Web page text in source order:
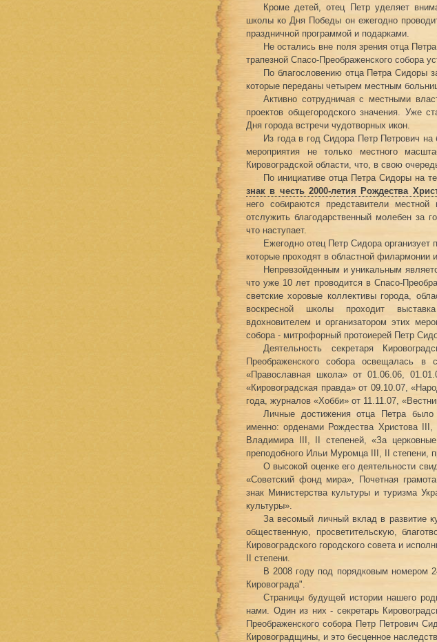
Кроме детей, отец Петр уделяет
школы ко Дня Победы он ежегодно
праздничной программой и подарками.
Не остались вне поля зрения отца
трапезной Спасо-Преображенского собора
По благословению отца Петра Сидоры
которые переданы четырем местным
Активно сотрудничая с местными
проектов общегородского значения. Уже
Дня города встречи чудотворных икон.
Из года в год Сидора Петр Петрович на
мероприятия не только местного
Кировоградской области, что, в свою
По инициативе отца Петра Сидоры на
знак в честь 2000-летия Рождества
него собираются представители
отслужить благодарственный молебен за
что наступает.
Ежегодно отец Петр Сидора организует
которые проходят в областной филармонии
Непревзойденным и уникальным
что уже 10 лет проводится в Спасо-
светские хоровые коллективы города,
воскресной школы проходит
вдохновителем и организатором этих
собора - митрофорный протоиерей Петр
Деятельность секретаря
Преображенского собора освещалась в
«Православная школа» от 01.06.06,
«Кировоградская правда» от 09.10.07,
года, журналов «Хобби» от 11.11.07,
Личные достижения отца Петра было
именно: орденами Рождества Христова III,
Владимира III, II степеней, «За
преподобного Ильи Муромца III, II степени,
О высокой оценке его деятельности
«Советский фонд мира», Почетная
знак Министерства культуры и туризма
культуры».
За весомый личный вклад в развитие
общественную, просветительскую,
Кировоградского городского совета и
II степени.
В 2008 году под порядковым номером
Кировограда".
Страницы будущей истории нашего
нами. Один из них - секретарь
Преображенского собора Петр Петрович
Кировоградщины, и это бесценное